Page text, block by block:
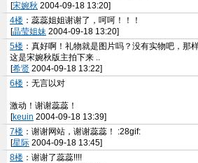
[宋婉秋 2004-09-18 13:20]
4楼 ：蕊蕊姐姐谢谢了，呵呵！！！
[晶莹姐妹 2004-09-18 13:20]
5楼 ：真好啊！礼物就是图片吗？没有实物吧，那
这是宋婉秋版主拍下来 ..
[希贤 2004-09-18 13:22]
6楼 ：无言以对
激动！谢谢蕊蕊！
[keuin 2004-09-18 13:39]
7楼 ：谢谢网站，谢谢蕊蕊！ :28gif:
[星际 2004-09-18 13:45]
8楼 ：谢谢了蕊蕊!!!!